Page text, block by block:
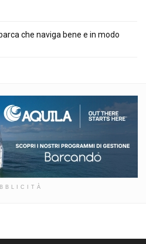
che naviga bene e in modo